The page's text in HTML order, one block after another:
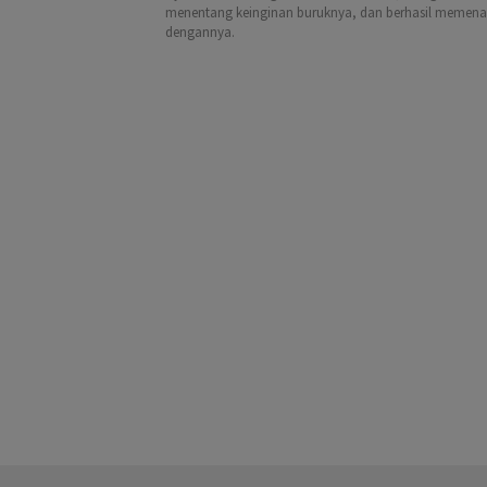
menentang keinginan buruknya, dan berhasil
dengannya.